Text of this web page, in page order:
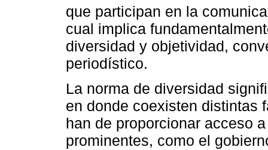
que participan en la
cual implica
diversidad y objetividad,
periodístico.
La norma de diversidad
en donde coexisten distintas
han de proporcionar acceso
prominentes, como el